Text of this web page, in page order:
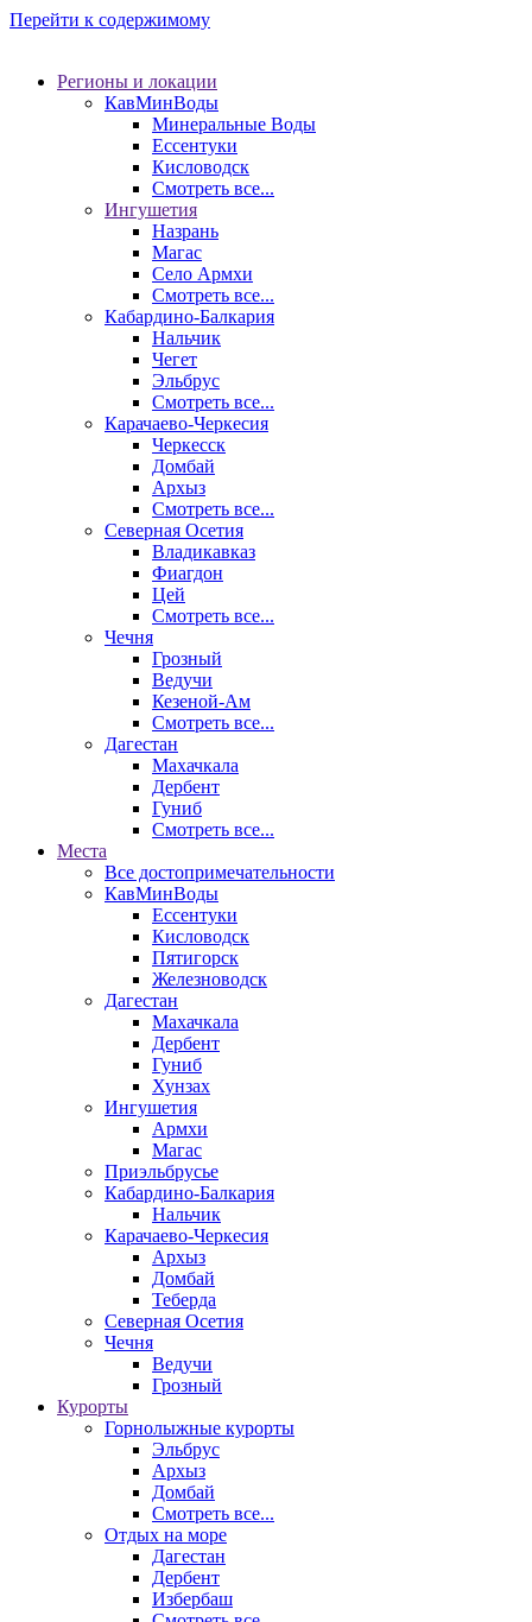
Перейти к содержимому
Регионы и локации
КавМинВоды
Минеральные Воды
Ессентуки
Кисловодск
Смотреть все...
Ингушетия
Назрань
Магас
Село Армхи
Смотреть все...
Кабардино-Балкария
Нальчик
Чегет
Эльбрус
Смотреть все...
Карачаево-Черкесия
Черкесск
Домбай
Архыз
Смотреть все...
Северная Осетия
Владикавказ
Фиагдон
Цей
Смотреть все...
Чечня
Грозный
Ведучи
Кезеной-Ам
Смотреть все...
Дагестан
Махачкала
Дербент
Гуниб
Смотреть все...
Места
Все достопримечательности
КавМинВоды
Ессентуки
Кисловодск
Пятигорск
Железноводск
Дагестан
Махачкала
Дербент
Гуниб
Хунзах
Ингушетия
Армхи
Магас
Приэльбрусье
Кабардино-Балкария
Нальчик
Карачаево-Черкесия
Архыз
Домбай
Теберда
Северная Осетия
Чечня
Ведучи
Грозный
Курорты
Горнолыжные курорты
Эльбрус
Архыз
Домбай
Смотреть все...
Отдых на море
Дагестан
Дербент
Избербаш